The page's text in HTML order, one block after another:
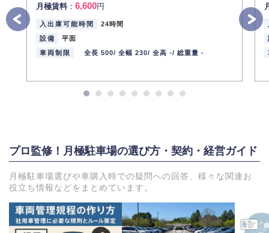
月極賃料： 6,600円
入出庫可能時間
24時間
設備
平面
車両制限
全長 500/ 全幅 230/ 全高 -/ 総重量 -
プロ監修！月極駐車場の選び方・契約・経営ガイド
月極駐車場選びや車購入時での疑問への回答、様々な関連お
役立ち情報などをまとめています。